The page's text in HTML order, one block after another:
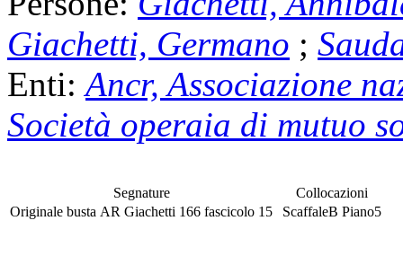
Giachetti, Germano ;
Enti: Ancr, Associazione
Società operaia di mutuo
Segnature
Originale busta AR Giachetti 166 fascicolo 15
Collocazioni
ScaffaleB Piano5